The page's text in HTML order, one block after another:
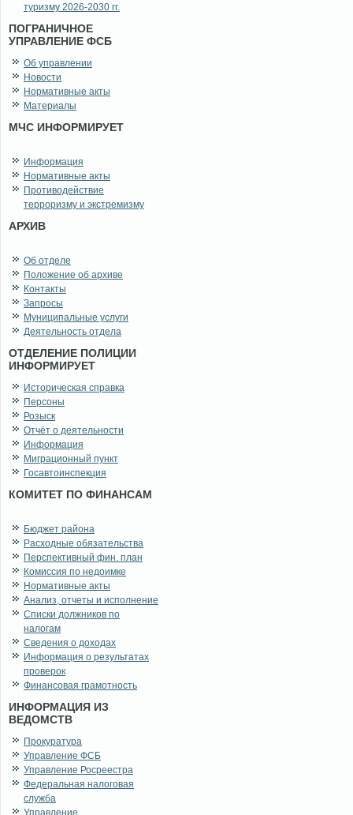
туризму 2026-2030 гг.
ПОГРАНИЧНОЕ
УПРАВЛЕНИЕ ФСБ
Об управлении
Новости
Нормативные акты
Материалы
МЧС ИНФОРМИРУЕТ
Информация
Нормативные акты
Противодействие
терроризму и экстремизму
АРХИВ
Об отделе
Положение об архиве
Контакты
Запросы
Муниципальные услуги
Деятельность отдела
ОТДЕЛЕНИЕ ПОЛИЦИИ
ИНФОРМИРУЕТ
Историческая справка
Персоны
Розыск
Отчёт о деятельности
Информация
Миграционный пункт
Госавтоинспекция
КОМИТЕТ ПО ФИНАНСАМ
Бюджет района
Расходные обязательства
Перспективный фин. план
Комиссия по недоимке
Нормативные акты
Анализ, отчеты и исполнение
Списки должников по
налогам
Сведения о доходах
Информация о результатах
проверок
Финансовая грамотность
ИНФОРМАЦИЯ ИЗ
ВЕДОМСТВ
Прокуратура
Управление ФСБ
Управление Росреестра
Федеральная налоговая
служба
Управление